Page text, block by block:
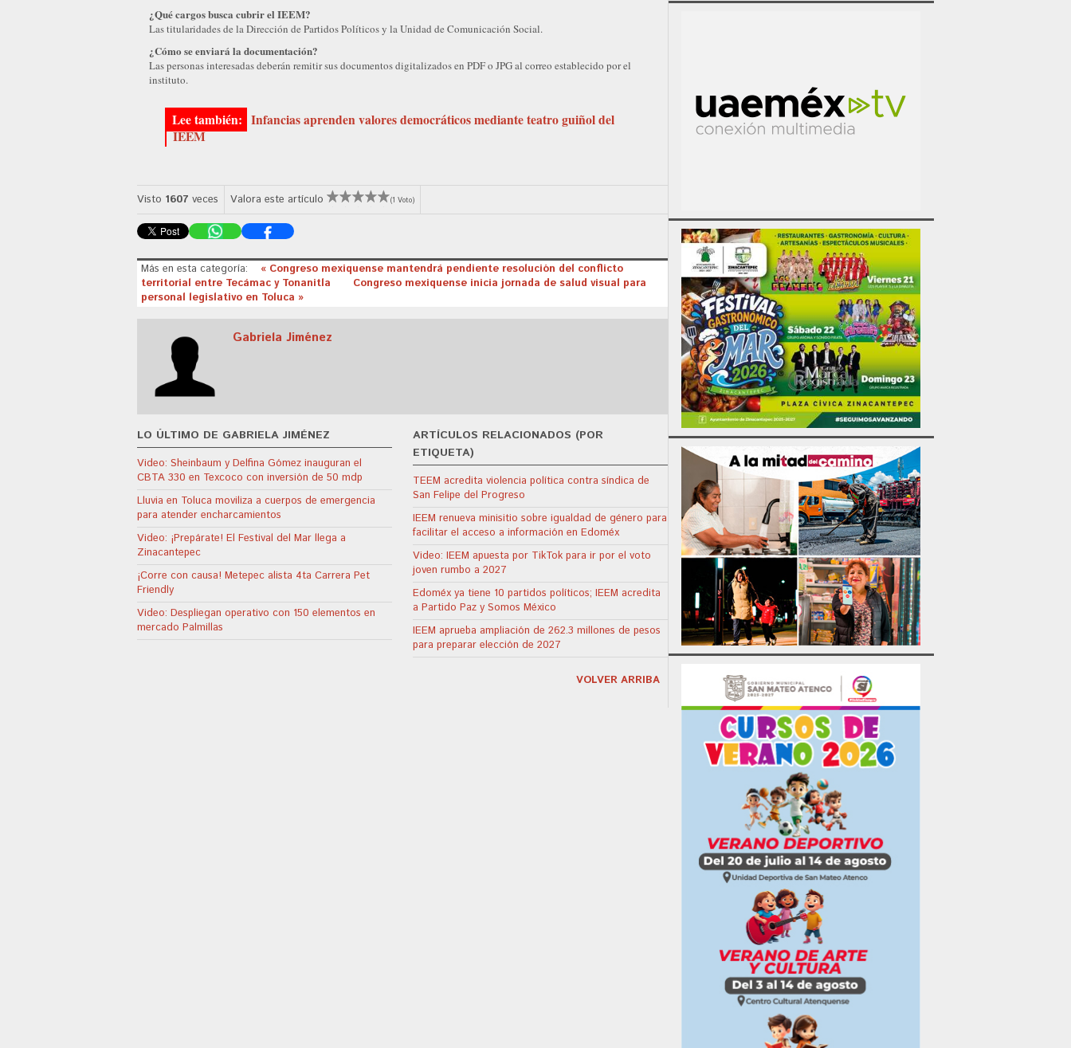
¿Qué cargos busca cubrir el IEEM?
Las titularidades de la Dirección de Partidos Políticos y la Unidad de Comunicación Social.
¿Cómo se enviará la documentación?
Las personas interesadas deberán remitir sus documentos digitalizados en PDF o JPG al correo establecido por el
instituto.
Infancias aprenden valores democráticos mediante teatro guiñol del
IEEM
Visto 1607 veces Valora este artículo (1 Voto)
Más en esta categoría:
« Congreso mexiquense mantendrá pendiente resolución del conflicto
territorial entre Tecámac y Tonanitla
Congreso mexiquense inicia jornada de salud visual para
personal legislativo en Toluca »
Gabriela Jiménez
LO ÚLTIMO DE GABRIELA JIMÉNEZ
Video: Sheinbaum y Delfina Gómez inauguran el
CBTA 330 en Texcoco con inversión de 50 mdp
Lluvia en Toluca moviliza a cuerpos de emergencia
para atender encharcamientos
Video: ¡Prepárate! El Festival del Mar llega a
Zinacantepec
¡Corre con causa! Metepec alista 4ta Carrera Pet
Friendly
Video: Despliegan operativo con 150 elementos en
mercado Palmillas
ARTÍCULOS RELACIONADOS (POR
ETIQUETA)
TEEM acredita violencia política contra síndica de
San Felipe del Progreso
IEEM renueva minisitio sobre igualdad de género para
facilitar el acceso a información en Edoméx
Video: IEEM apuesta por TikTok para ir por el voto
joven rumbo a 2027
Edoméx ya tiene 10 partidos políticos; IEEM acredita
a Partido Paz y Somos México
IEEM aprueba ampliación de 262.3 millones de pesos
para preparar elección de 2027
VOLVER ARRIBA